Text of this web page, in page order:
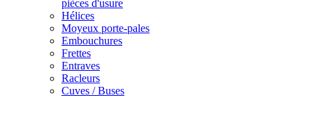
pièces d'usure
Hélices
Moyeux porte-pales
Embouchures
Frettes
Entraves
Racleurs
Cuves / Buses